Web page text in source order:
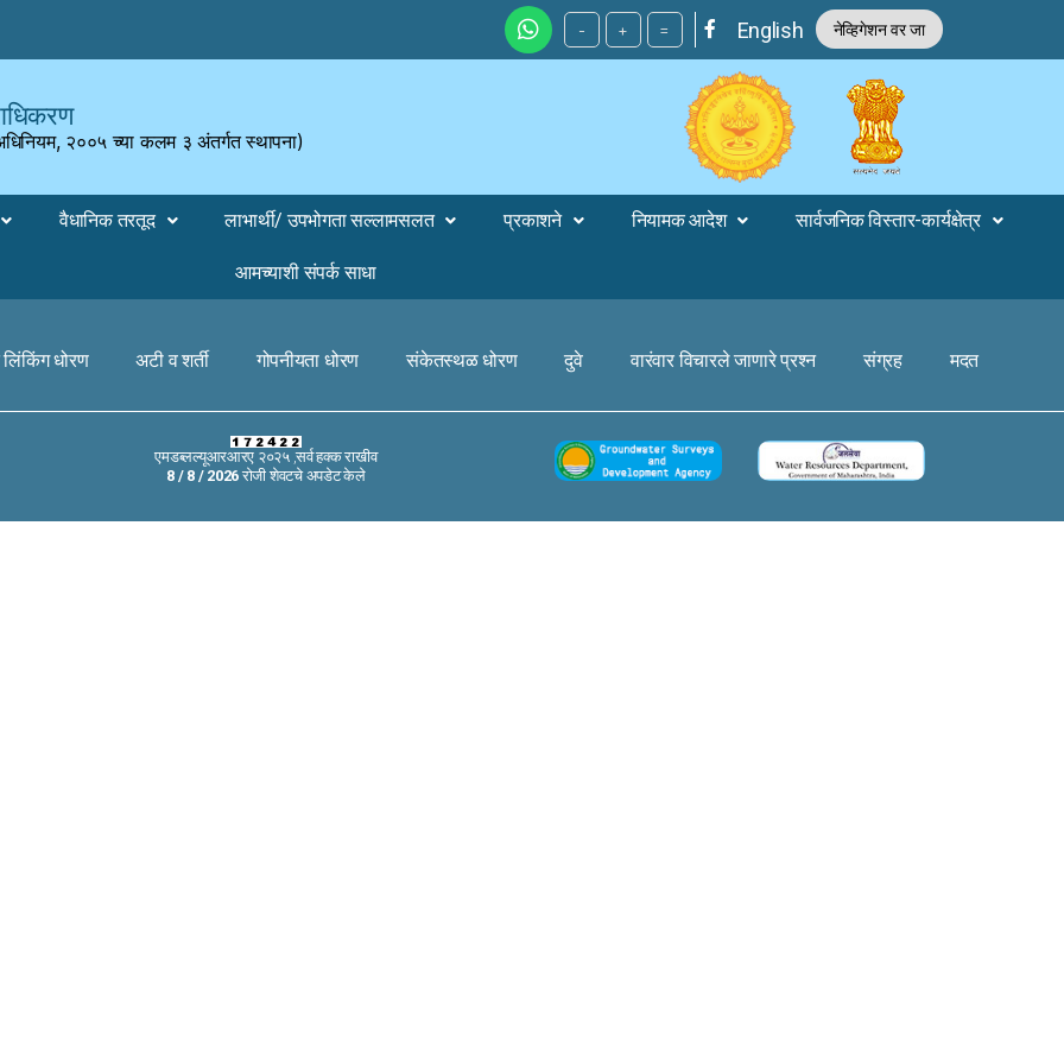
- + = English नेव्हिगेशन वर जा
२००५ च्या कलम ३ अंतर्गत स्थापना)
वैधानिक तरतूद लाभार्थी/ उपभोगता सल्लामसलत प्रकाशने नियामक आदेश सार्वजनिक विस्तार-कार्यक्षेत्र
आमच्याशी संपर्क साधा
लिंकिंग धोरण अटी व शर्ती गोपनीयता धोरण संकेतस्थळ धोरण दुवे वारंवार विचारले जाणारे प्रश्न संग्रह मदत
एमडब्लल्यूआरआरए २०२५ ,सर्व हक्क राखीव
8 / 8 / 2026 रोजी शेवटचे अपडेट केले